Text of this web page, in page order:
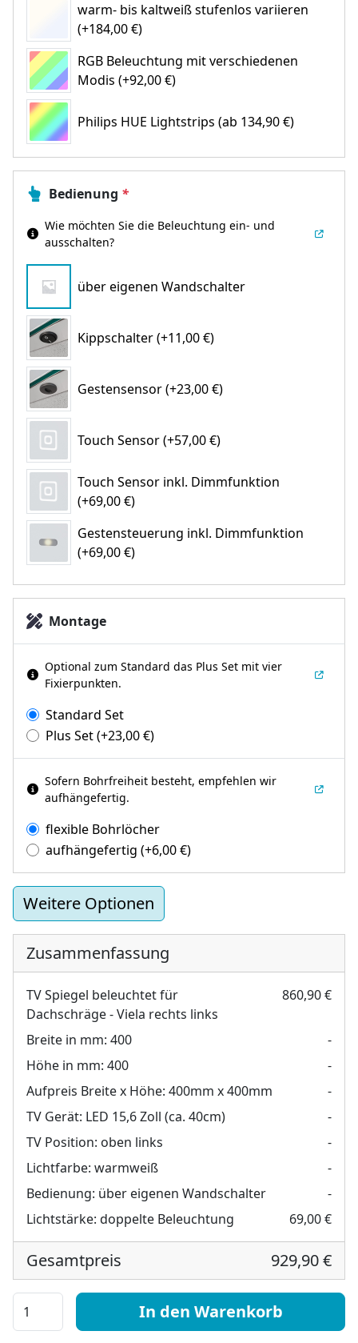
warm- bis kaltweiß stufenlos variieren
(+184,00 €)
RGB Beleuchtung mit verschiedenen
Modis (+92,00 €)
Philips HUE Lightstrips (ab 134,90 €)
Bedienung *
Wie möchten Sie die Beleuchtung ein- und
ausschalten?
über eigenen Wandschalter
Kippschalter (+11,00 €)
Gestensensor (+23,00 €)
Touch Sensor (+57,00 €)
Touch Sensor inkl. Dimmfunktion
(+69,00 €)
Gestensteuerung inkl. Dimmfunktion
(+69,00 €)
Montage
Optional zum Standard das Plus Set mit vier
Fixierpunkten.
Standard Set
Plus Set(+23,00€)
Sofern Bohrfreiheit besteht, empfehlen wir
aufhängefertig.
flexible Bohrlöcher
aufhängefertig (+6,00€)
Weitere Optionen
Zusammenfassung
TV Spiegel beleuchtet für
Dachschräge - Viela rechts links
860,90 €
Breite in mm: 400
-
Höhe in mm: 400
-
Aufpreis Breite x Höhe: 400mm x 400mm
-
TV Gerät: LED 15,6 Zoll (ca. 40cm)
-
TV Position: oben links
-
Lichtfarbe: warmweiß
-
Bedienung: über eigenen Wandschalter
-
Lichtstärke: doppelte Beleuchtung 69,00 €
Gesamtpreis 929,90 €
TV Spiegel beleuchtet für Dachschräge - Viela rechts
In den Warenkorb